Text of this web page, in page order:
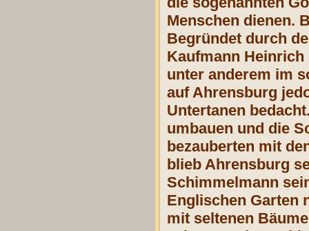
Menschen dienen.
Begründet durch
Kaufmann
unter anderem im
auf Ahrensburg
Untertanen
umbauen und die
bezauberten mit
blieb Ahrensburg
Schimmelmann
Englischen Garten
mit seltenen